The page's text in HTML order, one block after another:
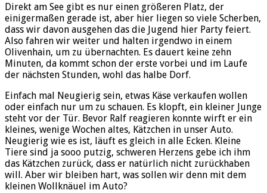
Direkt am See gibt es nur einen größeren Platz, der
einigermaßen gerade ist, aber hier liegen so viele Scherben,
dass wir davon ausgehen das die Jugend hier Party feiert.
Also fahren wir weiter und halten irgendwo in einem
Olivenhain, um zu übernachten. Es dauert keine zehn
Minuten, da kommt schon der erste vorbei und im Laufe
der nächsten Stunden, wohl das halbe Dorf.
Einfach mal Neugierig sein, etwas Käse verkaufen wollen
oder einfach nur um zu schauen. Es klopft, ein kleiner Junge
steht vor der Tür. Bevor Ralf reagieren konnte wirft er ein
kleines, wenige Wochen altes, Kätzchen in unser Auto.
Neugierig wie es ist, läuft es gleich in alle Ecken. Kleine
Tiere sind ja sooo putzig, schweren Herzens gebe ich ihm
das Kätzchen zurück, dass er natürlich nicht zurückhaben
will. Aber wir bleiben hart, was sollen wir denn mit dem
kleinen Wollknäuel im Auto?